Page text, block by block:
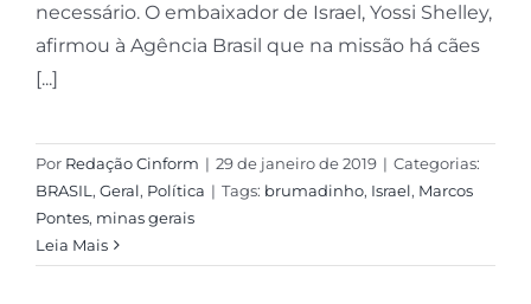
necessário. O embaixador de Israel, Yossi Shelley,
afirmou à Agência Brasil que na missão há cães
[...]
Por Redação Cinform | 29 de janeiro de 2019 | Categorias:
BRASIL, Geral, Política | Tags: brumadinho, Israel, Marcos
Pontes, minas gerais
Leia Mais